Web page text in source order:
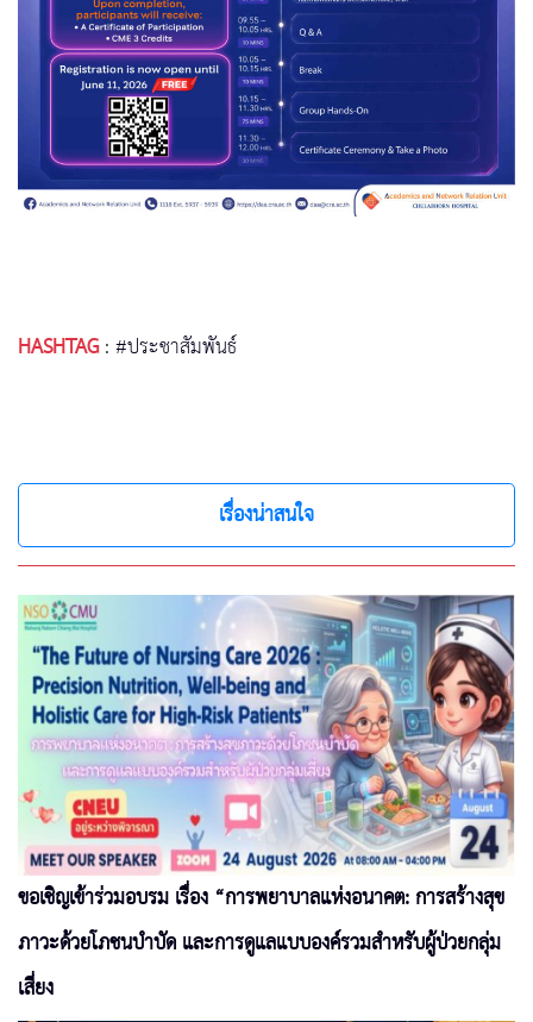
HASHTAG:#ประชาสัมพันธ์
เรื่องน่าสนใจ
ขอเชิญเข้าร่วมอบรม เรื่อง “การพยาบาลแห่งอนาคต: การสร้างสุข
ภาวะด้วยโภชนบำบัด และการดูแลแบบองค์รวมสำหรับผู้ป่วยกลุ่ม
เสี่ยง